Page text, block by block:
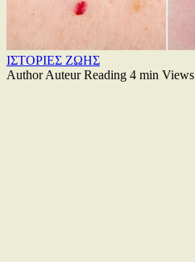
ΙΣΤΟΡΙΕΣ ΖΩΗΣ
Author Auteur Reading 4 min Views